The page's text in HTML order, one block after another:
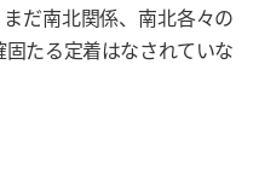
だ南北関係、南北各々の
たる定着はなされていな